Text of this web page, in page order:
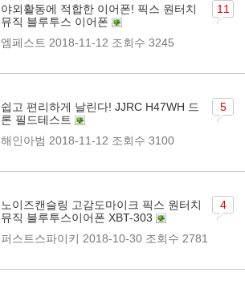
야외활동에 적합한 이어폰! 픽스 원터치
뮤직 블루투스 이어폰
11
엠페스트 2018-11-12 조회수 3245
쉽고 편리하게 날린다! JJRC H47WH 드
론 필드테스트
5
해인아범 2018-11-12 조회수 3100
노이즈캔슬링 고감도마이크 픽스 원터치
뮤직 블루투스이어폰 XBT-303
4
퍼스트스파이키 2018-10-30 조회수 2781